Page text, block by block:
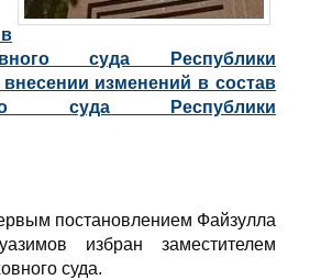
суда Республики
изменений в состав
суда Республики
постановлением Файзулла
избран заместителем
суда.